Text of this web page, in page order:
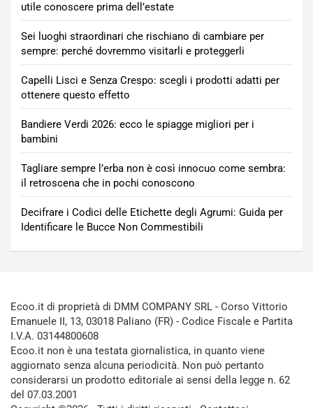
utile conoscere prima dell’estate
Sei luoghi straordinari che rischiano di cambiare per
sempre: perché dovremmo visitarli e proteggerli
Capelli Lisci e Senza Crespo: scegli i prodotti adatti per
ottenere questo effetto
Bandiere Verdi 2026: ecco le spiagge migliori per i
bambini
Tagliare sempre l’erba non è così innocuo come sembra:
il retroscena che in pochi conoscono
Decifrare i Codici delle Etichette degli Agrumi: Guida per
Identificare le Bucce Non Commestibili
Ecoo.it di proprietà di DMM COMPANY SRL - Corso Vittorio
Emanuele II, 13, 03018 Paliano (FR) - Codice Fiscale e Partita
I.V.A. 03144800608
Ecoo.it non è una testata giornalistica, in quanto viene
aggiornato senza alcuna periodicità. Non può pertanto
considerarsi un prodotto editoriale ai sensi della legge n. 62
del 07.03.2001